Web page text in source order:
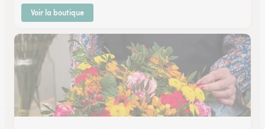
Voir la boutique